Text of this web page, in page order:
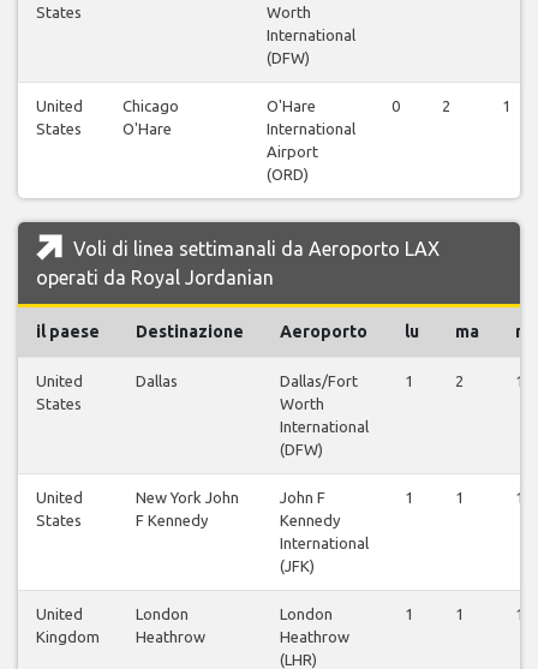
States
Worth
International
(DFW)
United
States
Chicago
O'Hare
O'Hare
International
Airport
(ORD)
0 2 1
Voli di linea settimanali da Aeroporto LAX
operati da Royal Jordanian
il paese Destinazione Aeroporto lu ma
United
States
Dallas
Dallas/Fort
Worth
International
(DFW)
1 2 1
United
States
New York John
F Kennedy
John F
Kennedy
International
(JFK)
1 1 1
United
Kingdom
London
Heathrow
London
Heathrow
(LHR)
1 1 1